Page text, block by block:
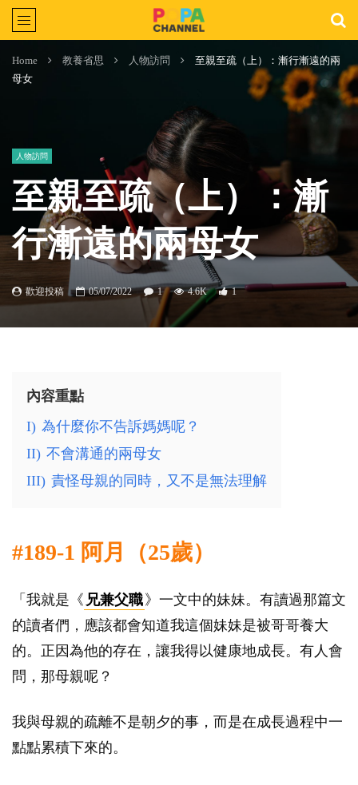
Home 教養省思 人物訪問
至親至疏（上）：漸行漸遠的兩
母女
人物訪問
至親至疏（上）：漸
行漸遠的兩母女
歡迎投稿 05/07/2022 1 4.6K 1
內容重點
I) 為什麼你不告訴媽媽呢？
II) 不會溝通的兩母女
III) 責怪母親的同時，又不是無法理解
#189-1 阿月（25歲）
「我就是《 兄兼父職》一文中的妹妹。有讀過那篇文
的讀者們，應該都會知道我這個妹妹是被哥哥養大
的。正因為他的存在，讓我得以健康地成長。有人會
問，那母親呢？
我與母親的疏離不是朝夕的事，而是在成長過程中一
點點累積下來的。